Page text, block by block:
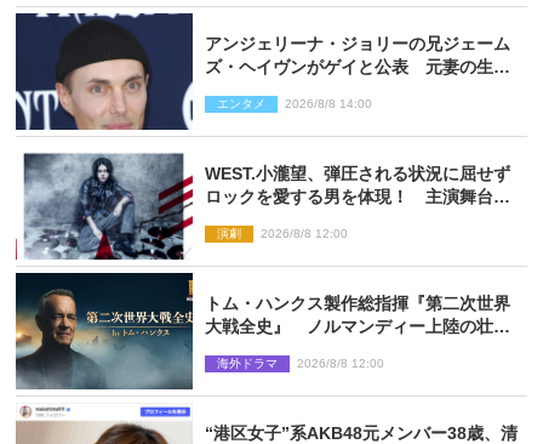
アンジェリーナ・ジョリーの兄ジェーム
ズ・ヘイヴンがゲイと公表 元妻の生配
エンタメ 2026/8/8 14:00
WEST.小瀧望、弾圧される状況に屈せず
ロックを愛する男を体現！ 主演舞台
演劇 2026/8/8 12:00
トム・ハンクス製作総指揮『第二次世界
大戦全史』 ノルマンディー上陸の壮絶
海外ドラマ 2026/8/8 12:00
“港区女子”系AKB48元メンバー38歳、清